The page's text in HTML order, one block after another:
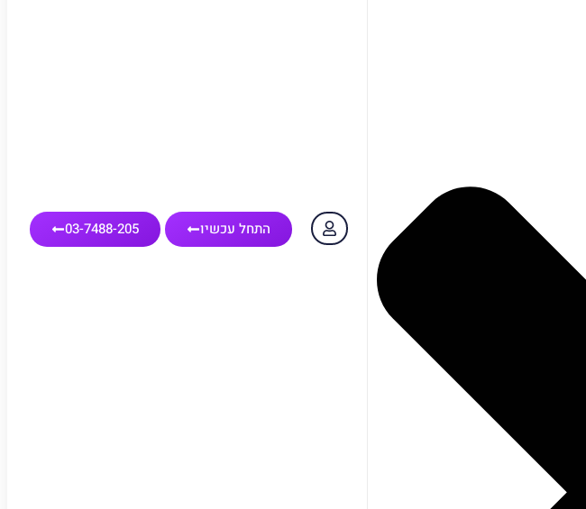
התחל עכשיו 03-7488-205